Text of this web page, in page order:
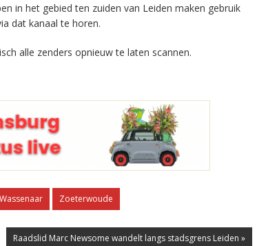
in het gebied ten zuiden van Leiden maken gebruik
dat kanaal te horen.
alle zenders opnieuw te laten scannen.
Wassenaar Zoeterwoude
Raadslid Marc Newsome wandelt langs stadsgrens Leiden »